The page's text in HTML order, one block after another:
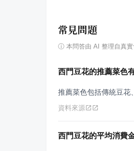
常見問題
ⓘ 本問答由 AI 整理自真實
西門豆花的推薦菜色
推薦菜色包括傳統豆花
資料來源
西門豆花的平均消費